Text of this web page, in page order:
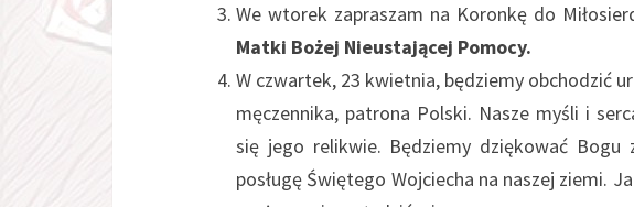
We wtorek zapraszam na Koronkę do
Matki Bożej Nieustającej Pomocy.
W czwartek, 23 kwietnia, będziemy obchodzić
męczennika, patrona Polski. Nasze myśli i
się jego relikwie. Będziemy dziękować Bogu
posługę Świętego Wojciecha na naszej ziemi.